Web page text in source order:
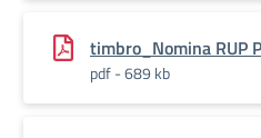
timbro_Nomina RUP
pdf - 689 kb